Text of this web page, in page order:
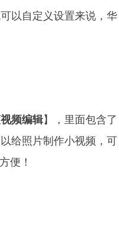
以自定义设置来说，华
频编辑】，里面包含了
以给照片制作小视频，可
便！